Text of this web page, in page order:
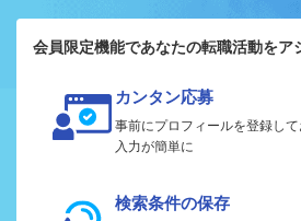
会員限定機能であなたの転職活動をア
カンタン応募
事前にプロフィールを登録し
入力が簡単に
検索条件の保存